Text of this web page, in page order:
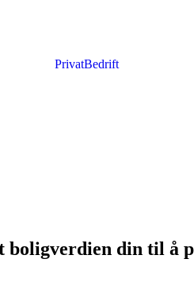
PrivatBedrift
boligverdien din til å